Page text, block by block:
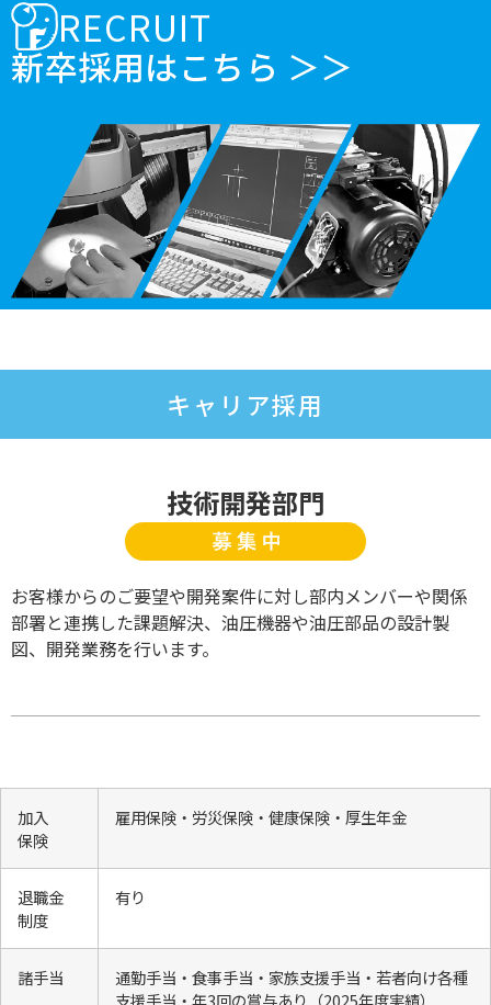
RECRUIT
新卒採用はこちら ＞＞
キャリア採用
技術開発部門
お客様からのご要望や開発案件に対し部内メンバーや関係
部署と連携した課題解決、油圧機器や油圧部品の設計製
図、開発業務を行います。
加入
保険
雇用保険・労災保険・健康保険・厚生年金
退職金
制度
有り
諸手当
通勤手当・食事手当・家族支援手当・若者向け各種